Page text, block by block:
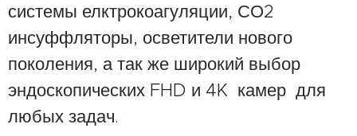
системы елктрокоагуляции, СО2
инсуффляторы, осветители нового
поколения, а так же широкий выбор
эндоскопических FHD и 4K камер для
любых задач.